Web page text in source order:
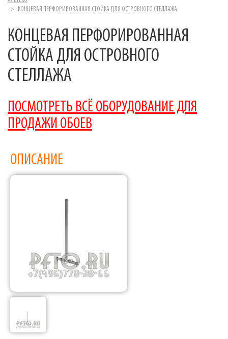
КОНЦЕВАЯ ПЕРФОРИРОВАННАЯ СТОЙКА ДЛЯ ОСТРОВНОГО СТЕЛЛАЖА
КОНЦЕВАЯ ПЕРФОРИРОВАННАЯ
СТОЙКА ДЛЯ ОСТРОВНОГО
СТЕЛЛАЖА
ПОСМОТРЕТЬ ВСЁ ОБОРУДОВАНИЕ ДЛЯ
ПРОДАЖИ ОБОЕВ
ОПИСАНИЕ